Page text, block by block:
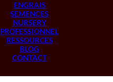
ENGRAIS
SEMENCES
NURSERY
PROFESSIONNEL
RESSOURCES
BLOG
CONTACT